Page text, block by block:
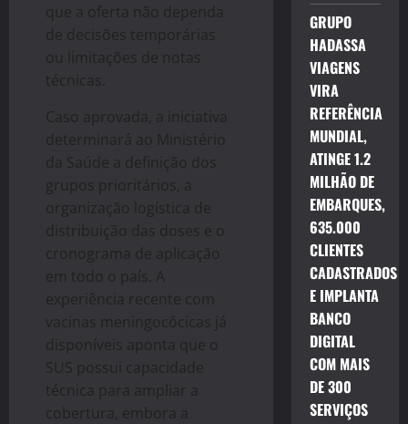
que a oferta não dependa
de decisões temporárias
ou limitações de notas
técnicas.
Caso aprovada, a iniciativa
determinará ao Ministério
da Saúde a definição dos
grupos prioritários, a
organização logística de
distribuição das doses e o
cronograma de aplicação
em todo o país. A
experiência recente com
vacinas meningocócicas já
disponíveis aponta que o
SUS possui capacidade
técnica para ampliar a
cobertura, embora a
GRUPO
HADASSA
VIAGENS
VIRA
REFERÊNCIA
MUNDIAL,
ATINGE 1.2
MILHÃO DE
EMBARQUES,
635.000
CLIENTES
CADASTRADOS
E IMPLANTA
BANCO
DIGITAL
COM MAIS
DE 300
SERVIÇOS